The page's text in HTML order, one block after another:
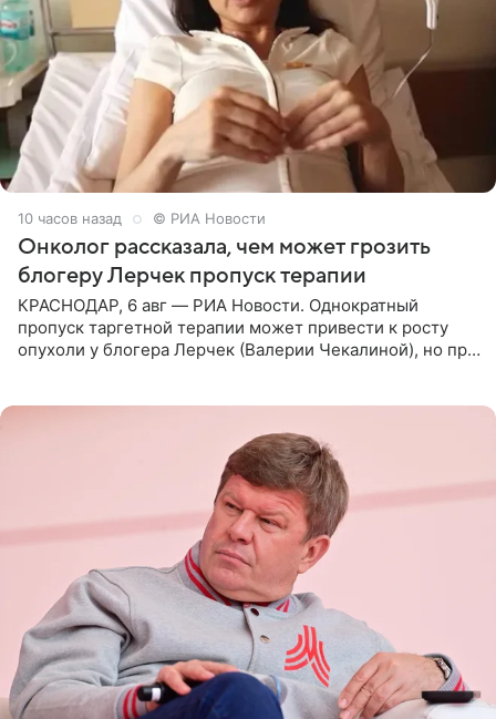
10 часов назад © РИА Новости
Онколог рассказала, чем может грозить
блогеру Лерчек пропуск терапии
КРАСНОДАР, 6 авг — РИА Новости. Однократный
пропуск таргетной терапии может привести к росту
опухоли у блогера Лерчек (Валерии Чекалиной), но при